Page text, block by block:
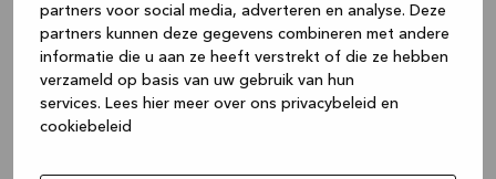
partners voor social media, adverteren en analyse. Deze
partners kunnen deze gegevens combineren met andere
informatie die u aan ze heeft verstrekt of die ze hebben
verzameld op basis van uw gebruik van hun
services. Lees hier meer over ons privacybeleid en
cookiebeleid